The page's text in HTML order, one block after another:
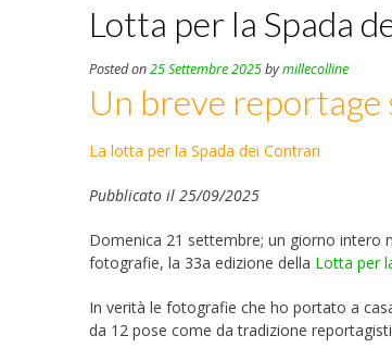
Lotta per la Spada
Posted on25 Settembre 2025bymillecolline
Un breve
La lotta per la Spada dei Contrari
Pubblicato il 25/09/2025
Domenica 21 settembre; un giorno intero
fotografie, la 33a edizione della Lotta per
In verità le fotografie che ho portato a
da 12 pose come da tradizione